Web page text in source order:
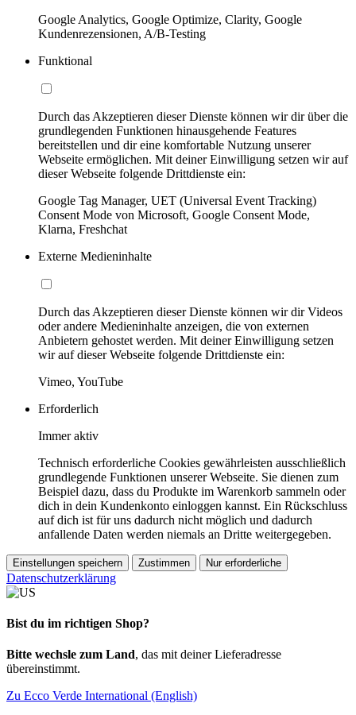
Google Analytics, Google Optimize, Clarity, Google
Kundenrezensionen, A/B-Testing
Funktional
Durch das Akzeptieren dieser Dienste können wir dir über die
grundlegenden Funktionen hinausgehende Features
bereitstellen und dir eine komfortable Nutzung unserer
Webseite ermöglichen. Mit deiner Einwilligung setzen wir auf
dieser Webseite folgende Drittdienste ein:
Google Tag Manager, UET (Universal Event Tracking)
Consent Mode von Microsoft, Google Consent Mode,
Klarna, Freshchat
Externe Medieninhalte
Durch das Akzeptieren dieser Dienste können wir dir Videos
oder andere Medieninhalte anzeigen, die von externen
Anbietern gehostet werden. Mit deiner Einwilligung setzen
wir auf dieser Webseite folgende Drittdienste ein:
Vimeo, YouTube
Erforderlich
Immer aktiv
Technisch erforderliche Cookies gewährleisten ausschließlich
grundlegende Funktionen unserer Webseite. Sie dienen zum
Beispiel dazu, dass du Produkte im Warenkorb sammeln oder
dich in dein Kundenkonto einloggen kannst. Ein Rückschluss
auf dich ist für uns dadurch nicht möglich und dadurch
anfallende Daten werden niemals an Dritte weitergegeben.
Einstellungen speichern Zustimmen Nur erforderliche
Datenschutzerklärung
Bist du im richtigen Shop?
Bitte wechsle zum Land, das mit deiner Lieferadresse
übereinstimmt.
Zu Ecco Verde International (English)